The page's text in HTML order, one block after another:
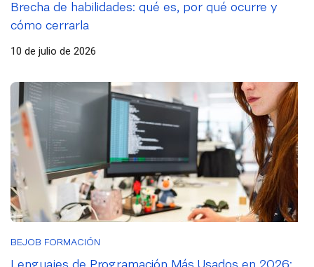
Brecha de habilidades: qué es, por qué ocurre y
cómo cerrarla
10 de julio de 2026
BEJOB FORMACIÓN